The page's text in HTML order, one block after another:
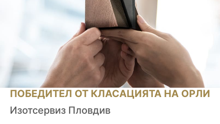
ПОБЕДИТЕЛ ОТ КЛАСАЦИЯТА НА ОРЛИ
Изотсервиз Пловдив